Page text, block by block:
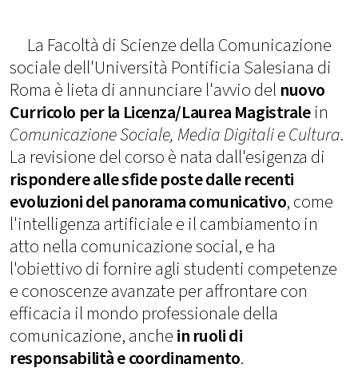
La Facoltà di Scienze della Comunicazione
sociale dell'Università Pontificia Salesiana di
Roma è lieta di annunciare l'avvio del nuovo
Curricolo per la Licenza/Laurea Magistralein
Comunicazione Sociale, Media Digitali e Cultura.
La revisione del corso è nata dall'esigenza di
rispondere alle sfide poste dalle recenti
evoluzioni del panorama comunicativo, come
l'intelligenza artificiale e il cambiamento in
atto nella comunicazione social, e ha
l'obiettivo di fornire agli studenti competenze
e conoscenze avanzate per affrontare con
efficacia il mondo professionale della
comunicazione, anchein ruoli di
responsabilità e coordinamento.